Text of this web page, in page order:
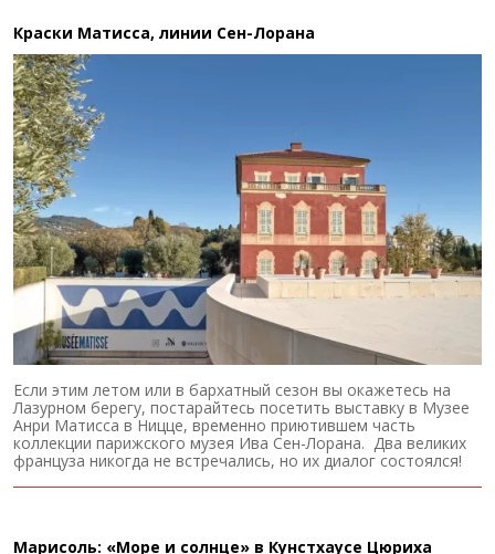
Краски Матисса, линии Сен-Лорана
Если этим летом или в бархатный сезон вы окажетесь на
Лазурном берегу, постарайтесь посетить выставку в Музее
Анри Матисса в Ницце, временно приютившем часть
коллекции парижского музея Ива Сен-Лорана. Два великих
француза никогда не встречались, но их диалог состоялся!
Марисоль: «Море и солнце» в Кунстхаусе Цюриха